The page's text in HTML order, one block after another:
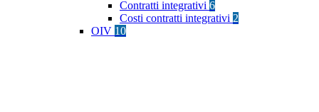
Contratti integrativi 6
Costi contratti integrativi 2
OIV 10